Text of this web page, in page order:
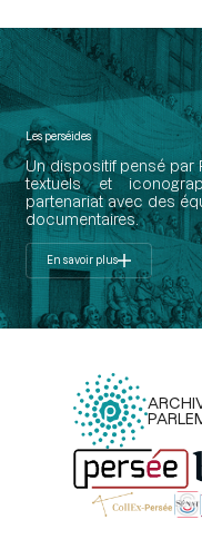
Les perséides
Un dispositif pensé par
textuels et
partenariat avec des
documentaires.
En savoir plus